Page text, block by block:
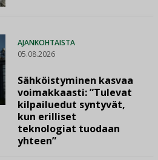
AJANKOHTAISTA
05.08.2026
Sähköistyminen kasvaa
voimakkaasti: ”Tulevat
kilpailuedut syntyvät,
kun erilliset
teknologiat tuodaan
yhteen”